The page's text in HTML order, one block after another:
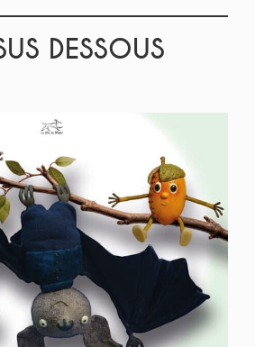
DESSOUS